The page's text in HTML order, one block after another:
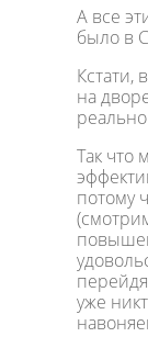
А все
было в
Кстати,
на
Так что
потому
уже